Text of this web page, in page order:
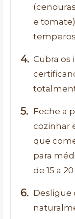
e
Cubra os
Feche a
cozinhar
que
para
de 15 a
Desligue